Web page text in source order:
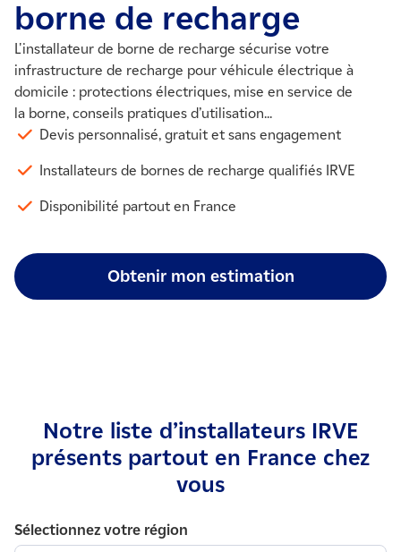
borne de recharge
L'installateur de borne de recharge sécurise votre
infrastructure de recharge pour véhicule électrique à
domicile : protections électriques, mise en service de
la borne, conseils pratiques d’utilisation...
Devis personnalisé, gratuit et sans engagement
Installateurs de bornes de recharge qualifiés IRVE
Disponibilité partout en France
Obtenir mon estimation
Notre liste d’installateurs IRVE
présents partout en France chez
vous
Sélectionnez votre région